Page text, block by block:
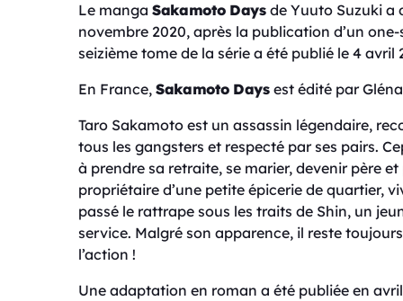
Le manga Sakamoto Daysde Yuuto Suzuki a
novembre 2020, après la publication d’un
seizième tome de la série a été publié le 4 avril
En France, Sakamoto Daysest édité par
Taro Sakamoto est un assassin légendaire,
tous les gangsters et respecté par ses pairs.
à prendre sa retraite, se marier, devenir père
propriétaire d’une petite épicerie de quartier,
passé le rattrape sous les traits de Shin, un
service. Malgré son apparence, il reste
l’action !
Une adaptation en roman a été publiée en